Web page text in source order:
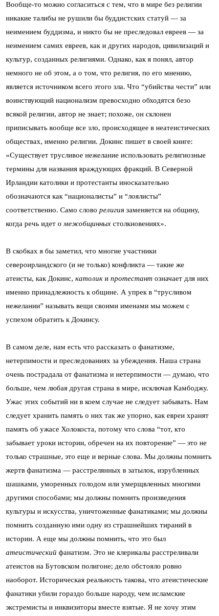
Вообще-то можно согласиться с тем, что в мире без религии
никакие талибы не рушили бы буддистских статуй — за
неимением буддизма, и никто бы не преследовал евреев — за
неимением самих евреев, как и других народов, цивилизаций и
культур, созданных религиями. Однако, как я понял, автор
немного не об этом, а о том, что религия, по его мнению,
является источником всего этого зла. Что “убийства чести” или
воинствующий национализм превосходно обходятся безо
всякой религии, автор не знает; похоже, он склонен
приписывать вообще все зло, происходящее в неатеистических
обществах, именно религии. Докинс пишет в своей книге:
«Существует трусливое нежелание использовать религиозные
термины для названия враждующих фракций. В Северной
Ирландии католики и протестанты иносказательно
обозначаются как “националисты” и “лоялисты”
соответственно. Само слово религия заменяется на общину,
когда речь идет омежобщинных столкновениях».
В скобках я бы заметил, что многие участники
североирландского (и не только) конфликта — такие же
атеисты, как Докинс, католик и протестант означает для них
именно принадлежность к общине. А упрек в “трусливом
нежелании” называть вещи своими именами мы можем с
успехом обратить к Докинсу.
В самом деле, нам есть что рассказать о фанатизме,
нетерпимости и преследованиях за убеждения. Наша страна
очень пострадала от фанатизма и нетерпимости — думаю, что
больше, чем любая другая страна в мире, исключая Камбоджу.
Ужас этих событий ни в коем случае не следует забывать. Нам
следует хранить память о них так же упорно, как евреи хранят
память об ужасе Холокоста, потому что слова “тот, кто
забывает уроки истории, обречен на их повторение” — это не
только страшные, это еще и верные слова. Мы должны помнить
жертв фанатизма — расстрелянных в затылок, изрубленных
шашками, уморенных голодом или умерщвленных многими
другими способами; мы должны помнить произведения
культуры и искусства, уничтоженные фанатиками; мы должны
помнить созданную ими одну из страшнейших тираний в
истории. А еще мы должны помнить, что это был
атеистический фанатизм. Это не клерикалы расстреливали
атеистов на Бутовском полигоне; дело обстояло ровно
наоборот. Историческая реальность такова, что атеистические
фанатики убили гораздо больше народу, чем исламские
экстремисты и инквизиторы вместе взятые. Я не хочу этим